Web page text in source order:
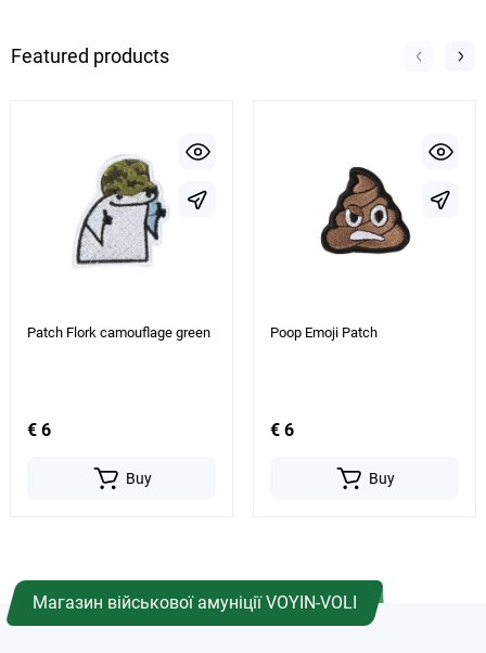
Featured products
Patch Flork camouflage green
€ 6
Buy
Poop Emoji Patch
€ 6
Buy
Магазин військової амуніції VOYIN-VOLI